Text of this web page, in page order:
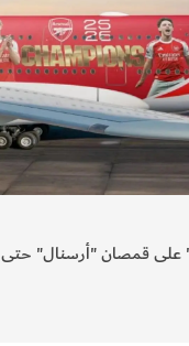
على قمصان "أرسنال" حتى 2033